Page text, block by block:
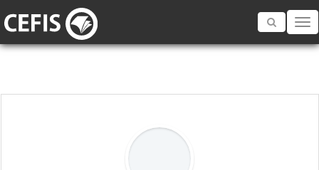
Toggle